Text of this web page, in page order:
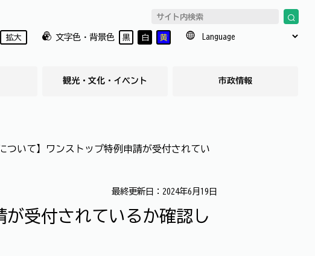
拡大 文字色・背景色 黒 白 黄
観光・文化・イベント 市政情報
ついて】ワンストップ特例申請が受付されてい
最終更新日：2024年6月19日
が受付されているか確認し